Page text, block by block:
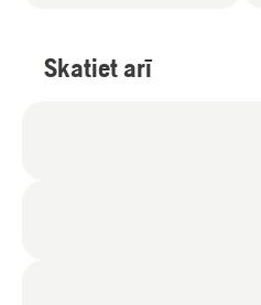
Skatiet arī